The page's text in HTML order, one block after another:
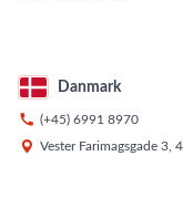
Danmark
 (+45) 6991 8970
 Vester Farimagsgade 3,